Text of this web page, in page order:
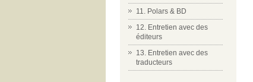
11. Polars & BD
12. Entretien avec des
éditeurs
13. Entretien avec des
traducteurs